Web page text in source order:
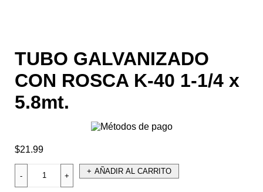
TUBO GALVANIZADO
CON ROSCA K-40 1-1/4 x
5.8mt.
$21.99
AÑADIR AL CARRITO